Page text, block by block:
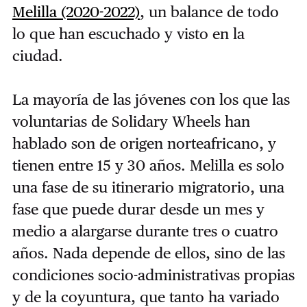
Melilla (2020-2022), un balance de todo
lo que han escuchado y visto en la
ciudad.
La mayoría de las jóvenes con los que las
voluntarias de Solidary Wheels han
hablado son de origen norteafricano, y
tienen entre 15 y 30 años. Melilla es solo
una fase de su itinerario migratorio, una
fase que puede durar desde un mes y
medio a alargarse durante tres o cuatro
años. Nada depende de ellos, sino de las
condiciones socio-administrativas propias
y de la coyuntura, que tanto ha variado